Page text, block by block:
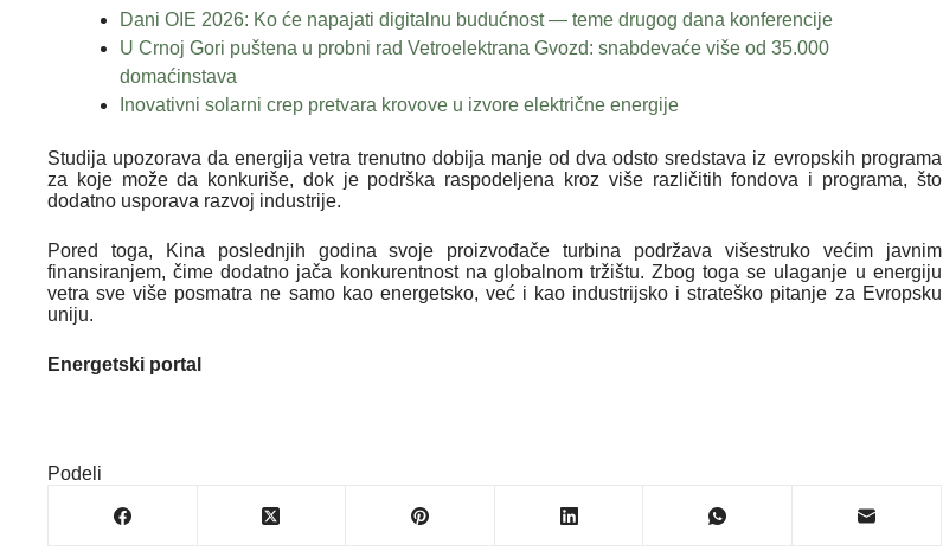
Dani OIE 2026: Ko će napajati digitalnu budućnost — teme drugog dana konferencije
U Crnoj Gori puštena u probni rad Vetroelektrana Gvozd: snabdevaće više od 35.000
domaćinstava
Inovativni solarni crep pretvara krovove u izvore električne energije
Studija upozorava da energija vetra trenutno dobija manje od dva odsto sredstava iz evropskih programa
za koje može da konkuriše, dok je podrška raspodeljena kroz više različitih fondova i programa, što
dodatno usporava razvoj industrije.
Pored toga, Kina poslednjih godina svoje proizvođače turbina podržava višestruko većim javnim
finansiranjem, čime dodatno jača konkurentnost na globalnom tržištu. Zbog toga se ulaganje u energiju
vetra sve više posmatra ne samo kao energetsko, već i kao industrijsko i strateško pitanje za Evropsku
uniju.
Energetski portal
Podeli